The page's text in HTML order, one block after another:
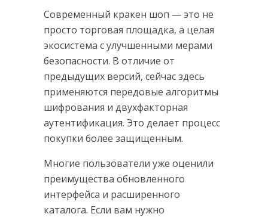
Современный кракен шоп — это не
просто торговая площадка, а целая
экосистема с улучшенными мерами
безопасности. В отличие от
предыдущих версий, сейчас здесь
применяются передовые алгоритмы
шифрования и двухфакторная
аутентификация. Это делает процесс
покупки более защищенным.
Многие пользователи уже оценили
преимущества обновленного
интерфейса и расширенного
каталога. Если вам нужно